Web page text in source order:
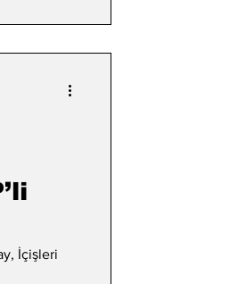
İçişleri